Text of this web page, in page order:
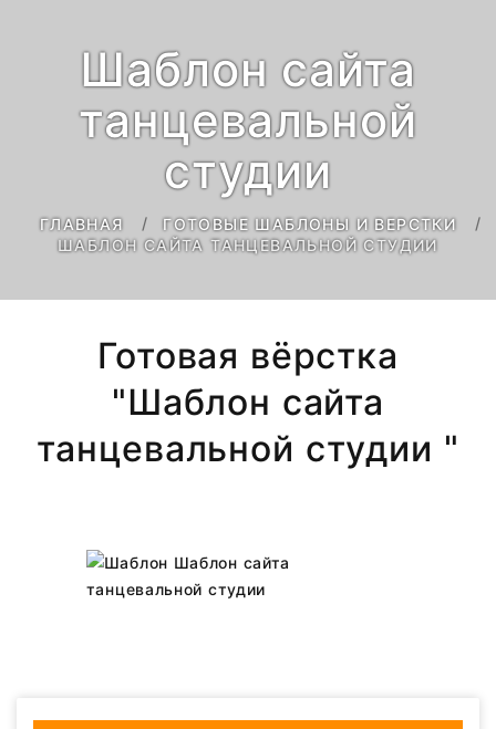
Шаблон сайта
танцевальной
студии
ГЛАВНАЯ
ГОТОВЫЕ ШАБЛОНЫ И ВЕРСТКИ
ШАБЛОН САЙТА ТАНЦЕВАЛЬНОЙ СТУДИИ
Готовая вёрстка
"Шаблон сайта
танцевальной студии "